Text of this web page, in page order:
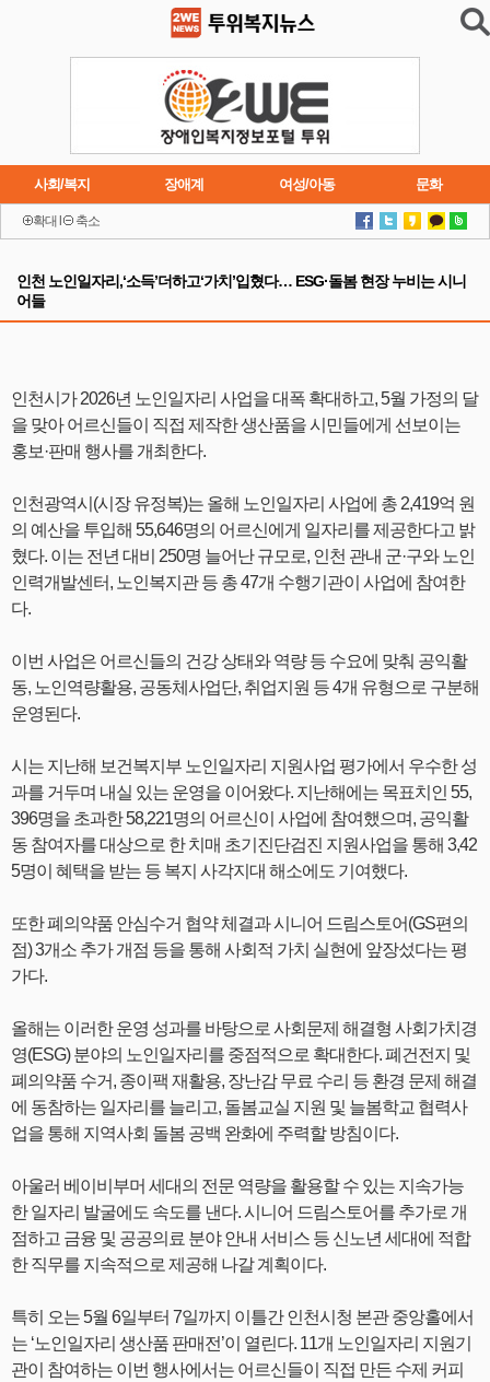
사회/복지 장애계 여성/아동 문화
이슈 연재소설
확대 축소
인천 노인일자리,‘소득’더하고‘가치’입혔다… ESG·돌봄 현장 누비는 시니
어들
인천시가 2026년 노인일자리 사업을 대폭 확대하고, 5월 가정의 달
을 맞아 어르신들이 직접 제작한 생산품을 시민들에게 선보이는
홍보·판매 행사를 개최한다.
인천광역시(시장 유정복)는 올해 노인일자리 사업에 총 2,419억 원
의 예산을 투입해 55,646명의 어르신에게 일자리를 제공한다고 밝
혔다. 이는 전년 대비 250명 늘어난 규모로, 인천 관내 군·구와 노인
인력개발센터, 노인복지관 등 총 47개 수행기관이 사업에 참여한
다.
이번 사업은 어르신들의 건강 상태와 역량 등 수요에 맞춰 공익활
동, 노인역량활용, 공동체사업단, 취업지원 등 4개 유형으로 구분해
운영된다.
시는 지난해 보건복지부 노인일자리 지원사업 평가에서 우수한 성
과를 거두며 내실 있는 운영을 이어왔다. 지난해에는 목표치인 55,
396명을 초과한 58,221명의 어르신이 사업에 참여했으며, 공익활
동 참여자를 대상으로 한 치매 초기진단검진 지원사업을 통해 3,42
5명이 혜택을 받는 등 복지 사각지대 해소에도 기여했다.
또한 폐의약품 안심수거 협약 체결과 시니어 드림스토어(GS편의
점) 3개소 추가 개점 등을 통해 사회적 가치 실현에 앞장섰다는 평
가다.
올해는 이러한 운영 성과를 바탕으로 사회문제 해결형 사회가치경
영(ESG) 분야의 노인일자리를 중점적으로 확대한다. 폐건전지 및
폐의약품 수거, 종이팩 재활용, 장난감 무료 수리 등 환경 문제 해결
에 동참하는 일자리를 늘리고, 돌봄교실 지원 및 늘봄학교 협력사
업을 통해 지역사회 돌봄 공백 완화에 주력할 방침이다.
아울러 베이비부머 세대의 전문 역량을 활용할 수 있는 지속가능
한 일자리 발굴에도 속도를 낸다. 시니어 드림스토어를 추가로 개
점하고 금융 및 공공의료 분야 안내 서비스 등 신노년 세대에 적합
한 직무를 지속적으로 제공해 나갈 계획이다.
특히 오는 5월 6일부터 7일까지 이틀간 인천시청 본관 중앙홀에서
는 ‘노인일자리 생산품 판매전’이 열린다. 11개 노인일자리 지원기
관이 참여하는 이번 행사에서는 어르신들이 직접 만든 수제 커피